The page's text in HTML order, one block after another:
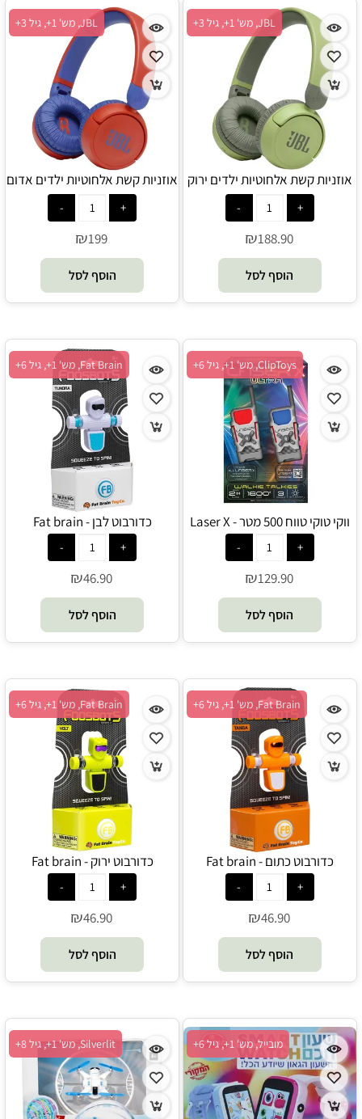
JBL, מש' 1+, גיל 3+
אוזניות קשת אלחוטיות ילדים ירוק
JBL - JR 310BT
₪188.90
הוסף לסל
JBL, מש' 1+, גיל 3+
אוזניות קשת אלחוטיות ילדים אדום
JBL - JR 310BT
₪199
הוסף לסל
ClipToys, מש' 1+, גיל 6+
ווקי טוקי טווח 500 מטר - Laser X
₪129.90
הוסף לסל
Fat Brain, מש' 1+, גיל 6+
כדורבוט לבן - Fat brain
₪46.90
הוסף לסל
Fat Brain, מש' 1+, גיל 6+
כדורבוט כתום - Fat brain
₪46.90
הוסף לסל
Fat Brain, מש' 1+, גיל 6+
כדורבוט ירוק - Fat brain
₪46.90
הוסף לסל
מובייל, מש' 1+, גיל 6+ Silverlit, מש' 1+, גיל 8+